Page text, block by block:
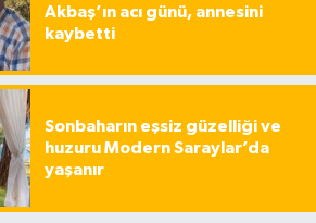
Akbaş’ın acı günü, annesini
kaybetti
Sonbaharın eşsiz güzelliği ve
huzuru Modern Saraylar’da
yaşanır